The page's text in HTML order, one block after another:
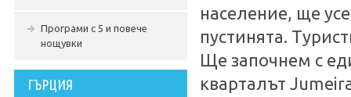
Програми с 5 и повече
нощувки
ГЪРЦИЯ
население, ще
пустинята.
Ще започнем с
кварталът